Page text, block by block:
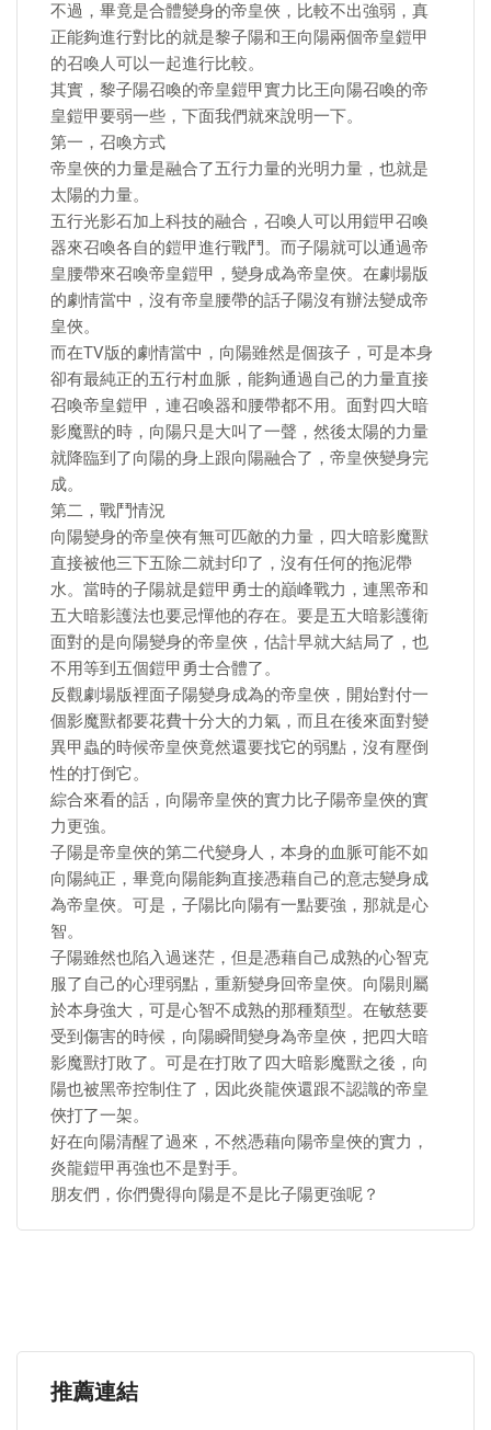
不過，畢竟是合體變身的帝皇俠，比較不出強弱，真
正能夠進行對比的就是黎子陽和王向陽兩個帝皇鎧甲
的召喚人可以一起進行比較。
其實，黎子陽召喚的帝皇鎧甲實力比王向陽召喚的帝
皇鎧甲要弱一些，下面我們就來說明一下。
第一，召喚方式
帝皇俠的力量是融合了五行力量的光明力量，也就是
太陽的力量。
五行光影石加上科技的融合，召喚人可以用鎧甲召喚
器來召喚各自的鎧甲進行戰鬥。而子陽就可以通過帝
皇腰帶來召喚帝皇鎧甲，變身成為帝皇俠。在劇場版
的劇情當中，沒有帝皇腰帶的話子陽沒有辦法變成帝
皇俠。
而在TV版的劇情當中，向陽雖然是個孩子，可是本身
卻有最純正的五行村血脈，能夠通過自己的力量直接
召喚帝皇鎧甲，連召喚器和腰帶都不用。面對四大暗
影魔獸的時，向陽只是大叫了一聲，然後太陽的力量
就降臨到了向陽的身上跟向陽融合了，帝皇俠變身完
成。
第二，戰鬥情況
向陽變身的帝皇俠有無可匹敵的力量，四大暗影魔獸
直接被他三下五除二就封印了，沒有任何的拖泥帶
水。當時的子陽就是鎧甲勇士的巔峰戰力，連黑帝和
五大暗影護法也要忌憚他的存在。要是五大暗影護衛
面對的是向陽變身的帝皇俠，估計早就大結局了，也
不用等到五個鎧甲勇士合體了。
反觀劇場版裡面子陽變身成為的帝皇俠，開始對付一
個影魔獸都要花費十分大的力氣，而且在後來面對變
異甲蟲的時候帝皇俠竟然還要找它的弱點，沒有壓倒
性的打倒它。
綜合來看的話，向陽帝皇俠的實力比子陽帝皇俠的實
力更強。
子陽是帝皇俠的第二代變身人，本身的血脈可能不如
向陽純正，畢竟向陽能夠直接憑藉自己的意志變身成
為帝皇俠。可是，子陽比向陽有一點要強，那就是心
智。
子陽雖然也陷入過迷茫，但是憑藉自己成熟的心智克
服了自己的心理弱點，重新變身回帝皇俠。向陽則屬
於本身強大，可是心智不成熟的那種類型。在敏慈要
受到傷害的時候，向陽瞬間變身為帝皇俠，把四大暗
影魔獸打敗了。可是在打敗了四大暗影魔獸之後，向
陽也被黑帝控制住了，因此炎龍俠還跟不認識的帝皇
俠打了一架。
好在向陽清醒了過來，不然憑藉向陽帝皇俠的實力，
炎龍鎧甲再強也不是對手。
朋友們，你們覺得向陽是不是比子陽更強呢？
推薦連結